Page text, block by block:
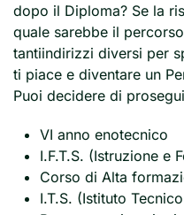
dopo il Diploma? Se la
quale sarebbe il
tantiindirizzi diversi per
ti piace e diventare un
Puoi decidere di
VI anno enotecnico
I.F.T.S. (Istruzione e
Corso di Alta
I.T.S. (Istituto